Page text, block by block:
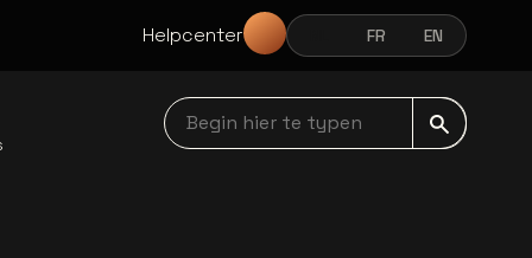
Helpcenter NEDERLANDSFRANÇAIS
FR ENGLISH
EN
Begin hier te typen navbar